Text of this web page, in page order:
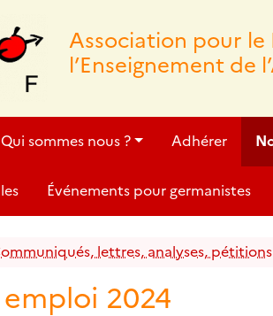
Association pour
l’Enseignement de
Qui sommes nous ? Adhérer
Événements pour germanistes
lettres, analyses, pétitions
2024